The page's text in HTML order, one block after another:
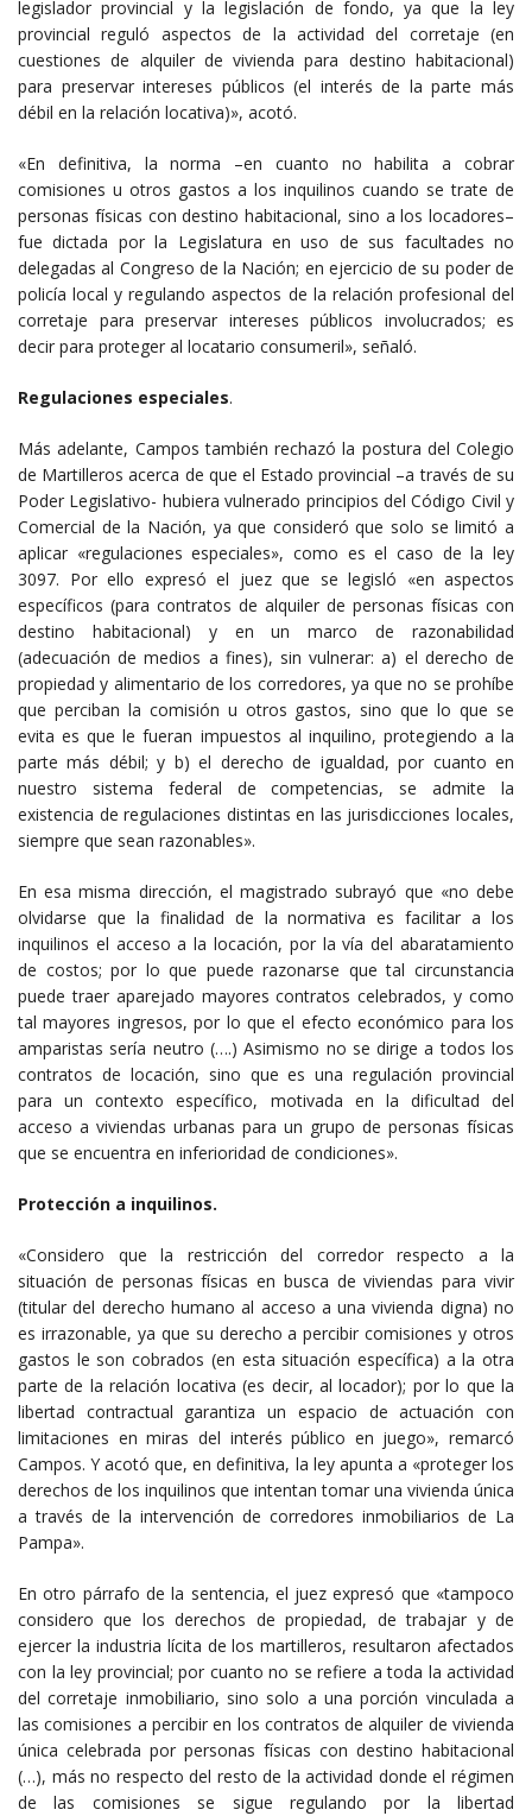
legislador provincial y la legislación de fondo, ya que la ley
provincial reguló aspectos de la actividad del corretaje (en
cuestiones de alquiler de vivienda para destino habitacional)
para preservar intereses públicos (el interés de la parte más
débil en la relación locativa)», acotó.
«En definitiva, la norma –en cuanto no habilita a cobrar
comisiones u otros gastos a los inquilinos cuando se trate de
personas físicas con destino habitacional, sino a los locadores–
fue dictada por la Legislatura en uso de sus facultades no
delegadas al Congreso de la Nación; en ejercicio de su poder de
policía local y regulando aspectos de la relación profesional del
corretaje para preservar intereses públicos involucrados; es
decir para proteger al locatario consumeril», señaló.
Regulaciones especiales.
Más adelante, Campos también rechazó la postura del Colegio
de Martilleros acerca de que el Estado provincial –a través de su
Poder Legislativo- hubiera vulnerado principios del Código Civil y
Comercial de la Nación, ya que consideró que solo se limitó a
aplicar «regulaciones especiales», como es el caso de la ley
3097. Por ello expresó el juez que se legisló «en aspectos
específicos (para contratos de alquiler de personas físicas con
destino habitacional) y en un marco de razonabilidad
(adecuación de medios a fines), sin vulnerar: a) el derecho de
propiedad y alimentario de los corredores, ya que no se prohíbe
que perciban la comisión u otros gastos, sino que lo que se
evita es que le fueran impuestos al inquilino, protegiendo a la
parte más débil; y b) el derecho de igualdad, por cuanto en
nuestro sistema federal de competencias, se admite la
existencia de regulaciones distintas en las jurisdicciones locales,
siempre que sean razonables».
En esa misma dirección, el magistrado subrayó que «no debe
olvidarse que la finalidad de la normativa es facilitar a los
inquilinos el acceso a la locación, por la vía del abaratamiento
de costos; por lo que puede razonarse que tal circunstancia
puede traer aparejado mayores contratos celebrados, y como
tal mayores ingresos, por lo que el efecto económico para los
amparistas sería neutro (….) Asimismo no se dirige a todos los
contratos de locación, sino que es una regulación provincial
para un contexto específico, motivada en la dificultad del
acceso a viviendas urbanas para un grupo de personas físicas
que se encuentra en inferioridad de condiciones».
Protección a inquilinos.
«Considero que la restricción del corredor respecto a la
situación de personas físicas en busca de viviendas para vivir
(titular del derecho humano al acceso a una vivienda digna) no
es irrazonable, ya que su derecho a percibir comisiones y otros
gastos le son cobrados (en esta situación específica) a la otra
parte de la relación locativa (es decir, al locador); por lo que la
libertad contractual garantiza un espacio de actuación con
limitaciones en miras del interés público en juego», remarcó
Campos. Y acotó que, en definitiva, la ley apunta a «proteger los
derechos de los inquilinos que intentan tomar una vivienda única
a través de la intervención de corredores inmobiliarios de La
Pampa».
En otro párrafo de la sentencia, el juez expresó que «tampoco
considero que los derechos de propiedad, de trabajar y de
ejercer la industria lícita de los martilleros, resultaron afectados
con la ley provincial; por cuanto no se refiere a toda la actividad
del corretaje inmobiliario, sino solo a una porción vinculada a
las comisiones a percibir en los contratos de alquiler de vivienda
única celebrada por personas físicas con destino habitacional
(…), más no respecto del resto de la actividad donde el régimen
de las comisiones se sigue regulando por la libertad